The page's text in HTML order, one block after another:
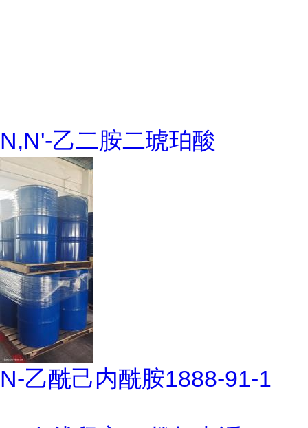
N,N'-乙二胺二琥珀酸
N-乙酰己内酰胺1888-91-1